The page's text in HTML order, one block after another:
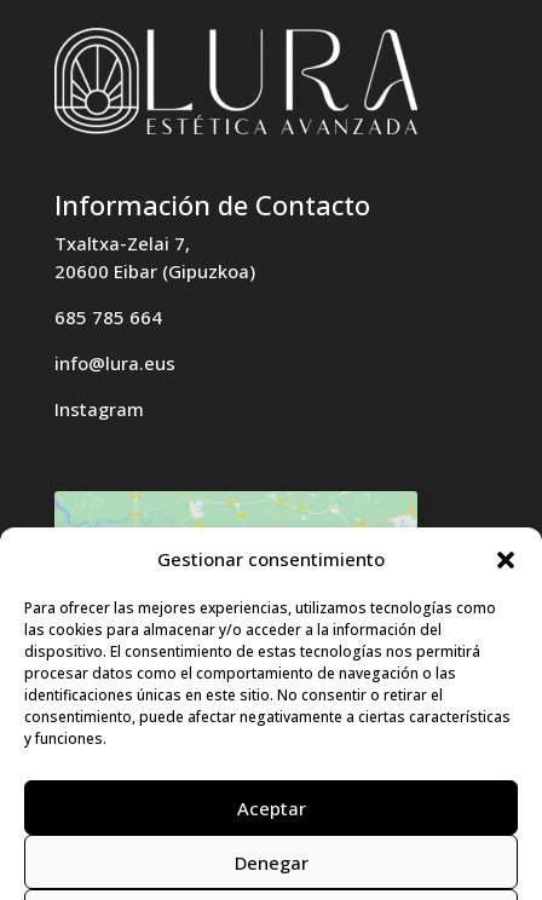
Gestionar consentimiento
Para ofrecer las mejores experiencias, utilizamos tecnologías como
las cookies para almacenar y/o acceder a la información del
dispositivo. El consentimiento de estas tecnologías nos permitirá
procesar datos como el comportamiento de navegación o las
identificaciones únicas en este sitio. No consentir o retirar el
consentimiento, puede afectar negativamente a ciertas características
y funciones.
Aceptar
Denegar
Información de Contacto
Txaltxa-Zelai 7,
20600 Eibar (Gipuzkoa)
685 785 664
info@lura.eus
Instagram
Haz clic para aceptar cookies de
marketing y permitir este contenido
© LURA 2024 |Aviso Legal|Política de